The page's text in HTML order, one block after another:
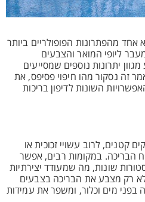
אחד מהפתרונות הפופולריים ביותר
ליופי המואר והצבעים
יתרונות נוספים שמסייעים
זה נסקור מהו חיפוי פסיפס, את
השונות לדיפון בריכות
קטנים, לרוב עשויי זכוכית או
הבריכה. במקומות רבים, אפשר
שונות, מה שמעודד יצירתיות
לא רק מצבע את הבריכה בצבעים
מים וכלור, ומשפר את עמידות